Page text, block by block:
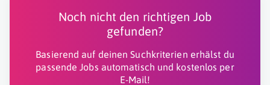
Noch nicht den richtigen Job
gefunden?
Basierend auf deinen Suchkriterien erhälst du
passende Jobs automatisch und kostenlos per
E-Mail!